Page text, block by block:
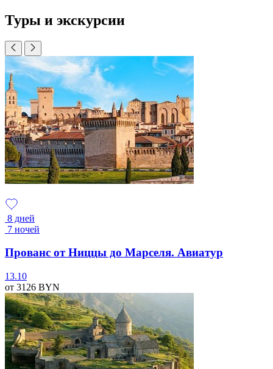
Туры и экскурсии
8 дней
7 ночей
Прованс от Ниццы до Марселя. Авиатур
13.10
от 3126 BYN